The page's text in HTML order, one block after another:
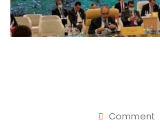
Comment